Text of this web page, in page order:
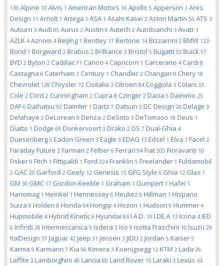
136 Alpine 10 Alvis 1 American Motors 16 Apollo 5 Apperson 1 Ares
Design 11 Arnolt 1 Artega 1 ASA 1 Asahi Kasei 2 Aston Martin 56 ATS 3
Auburn 3 Audi 85 Aurus 2 Austin 6 Autech 2 Autobianchi 3 Avatr 1
AZLK 4 Aznom 4 Beijing 1 Bentley 17 Bertone 14 Bizzarrini 2 BMW 123
Bond 1 Borgward 2 Brabus 2 Brilliance 2 Bristol 5 Bugatti 55 Buick 57
BYD 2 Byton 2 Cadillac 71 Canoo 4 Capricorn 1 Carcerano 4 Cardi 8
Castagna 6 Caterham 2 Century 1 Chandler 2 Changan 9 Chery 18
Chevrolet 128 Chrysler 72 Cisitalia 3 Citroen 84 Coggiola 3 Colani 33
Cole 2 Cord 2 Cunningham 2 Cupra 8 Czinger 2 Dacia 5 Daewoo 25
DAF 6 Daihatsu 92 Daimler 1 Dartz 7 Datsun 3 DC Design 26 Delage 3
Delahaye 2 DeLorean 8 Denza 2 DeSoto 3 DeTomaso 18 Deus 1
Diatto 1 Dodge 69 Donkervoort 3 Drako 2 DS 7 Dual-Ghia 4
Duesenberg 5 Eadon Green 3 Eagle 3 EDAG 13 Edsel 1 Elva 1 Facel 2
Faraday Future 2 Farman 2 Felber 6 Ferrari 94 Fiat 205 Fioravanti 10
Fisker 8 Fitch 1 Fittipaldi 1 Ford 224 Franklin 5 Freelander 1 Fuldamobil
2 GAC 20 Garford 2 Geely 12 Genesis 15 GFG Style 6 Ghia 12 Glas 1
GM 30 GMC 17 Gordon-Keeble 1 Graham 1 Gumpert 1 Hafei 1
Hanomag 1 Heinkel 1 Hennessey 6 Heuliez 6 Hillman 1 Hispano
Suiza 8 Holden 8 Honda 94 Hongqi 4 Hozon 1 Hudson 9 Hummer 4
Hupmobile 4 Hybrid Kinetic 6 Hyundai 84 I.A.D. 10 I.DE.A 13 Icona 4 IED
6 Infiniti 28 Intermeccanica 5 Isdera 3 Iso 9 Isotta Fraschini 10 Isuzu 29
ItalDesign 37 Jaguar 42 Jeep 31 Jensen 3 JIDU 2 Jordan 5 Kaiser 5
Karma 9 Karmann 7 Kia 56 Kimera 3 Koenigsegg 12 KTM 2 Lada 26
Laffite 3 Lamborghini 40 Lancia 80 Land Rover 15 Laraki 3 Lexus 43